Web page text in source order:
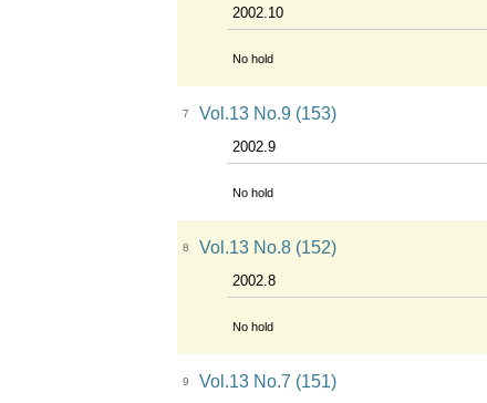
2002.10
No hold
7 Vol.13 No.9 (153)
2002.9
No hold
8 Vol.13 No.8 (152)
2002.8
No hold
9 Vol.13 No.7 (151)